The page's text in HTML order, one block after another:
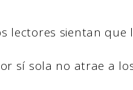
lectores sientan
sí sola no atrae a